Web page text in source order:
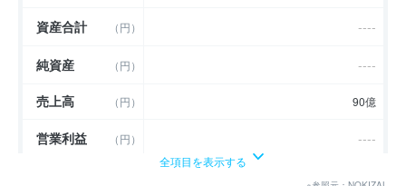
資産合計 （円） ----
純資産 （円）
----
売上高
（円） 90億
営業利益 （円） ----
全項目を表示する